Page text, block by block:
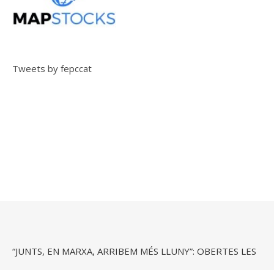
Tweets by fepccat
“JUNTS, EN MARXA, ARRIBEM MÉS LLUNY”: OBERTES LES